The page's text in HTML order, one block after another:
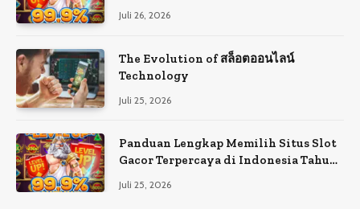
Juli 26, 2026
The Evolution of สล็อตออนไลน์
Technology
Juli 25, 2026
Panduan Lengkap Memilih Situs Slot
Gacor Terpercaya di Indonesia Tahun
Juli 25, 2026